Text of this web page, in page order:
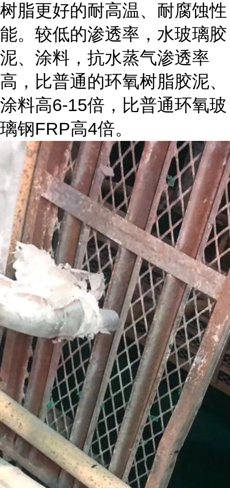
树脂更好的耐高温、耐腐蚀性
能。较低的渗透率，水玻璃胶
泥、涂料，抗水蒸气渗透率
高，比普通的环氧树脂胶泥、
涂料高6-15倍，比普通环氧玻
璃钢FRP高4倍。